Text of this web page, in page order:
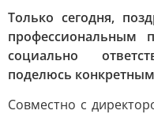
Только сегодня,
профессиональным
социально
поделюсь
Совместно с